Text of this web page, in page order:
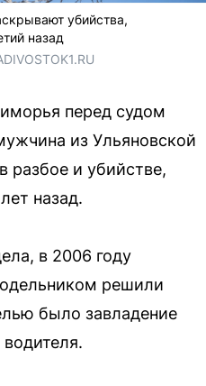
убийства,
назад
перед судом
из Ульяновской
разбое и убийстве,
назад.
в 2006 году
решили
было завладение